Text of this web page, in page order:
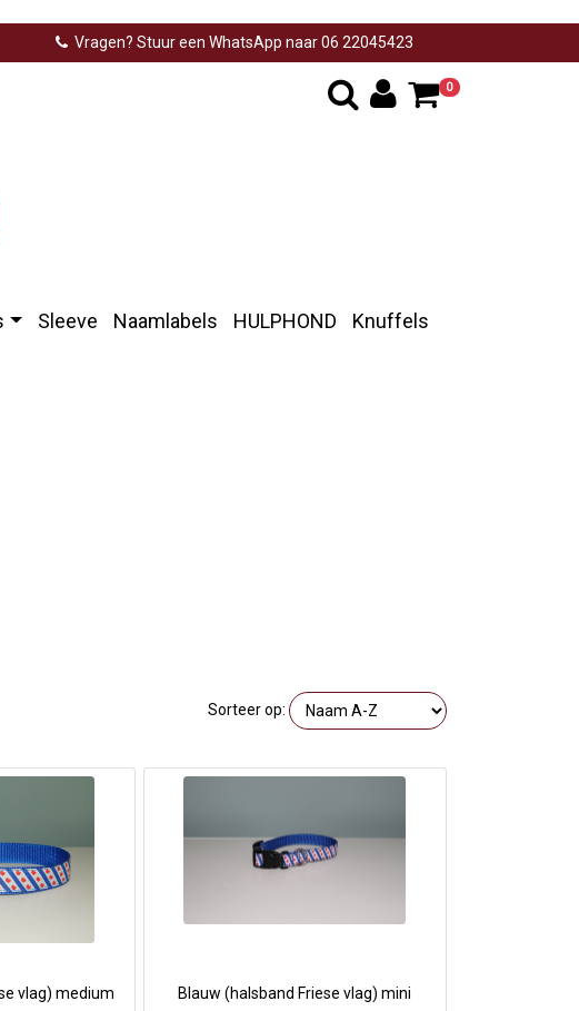
Vragen? Stuur een WhatsApp naar 06 22045423
0
Sleeve Naamlabels HULPHOND Knuffels
Sorteer op:
vlag) medium Blauw (halsband Friese vlag) mini